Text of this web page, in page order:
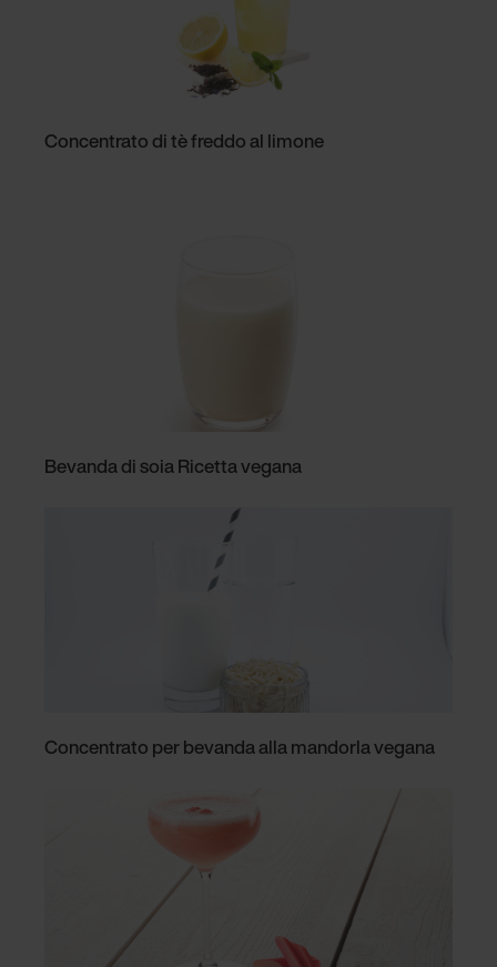
Concentrato di tè freddo al limone
Bevanda di soia Ricetta vegana
Concentrato per bevanda alla mandorla vegana